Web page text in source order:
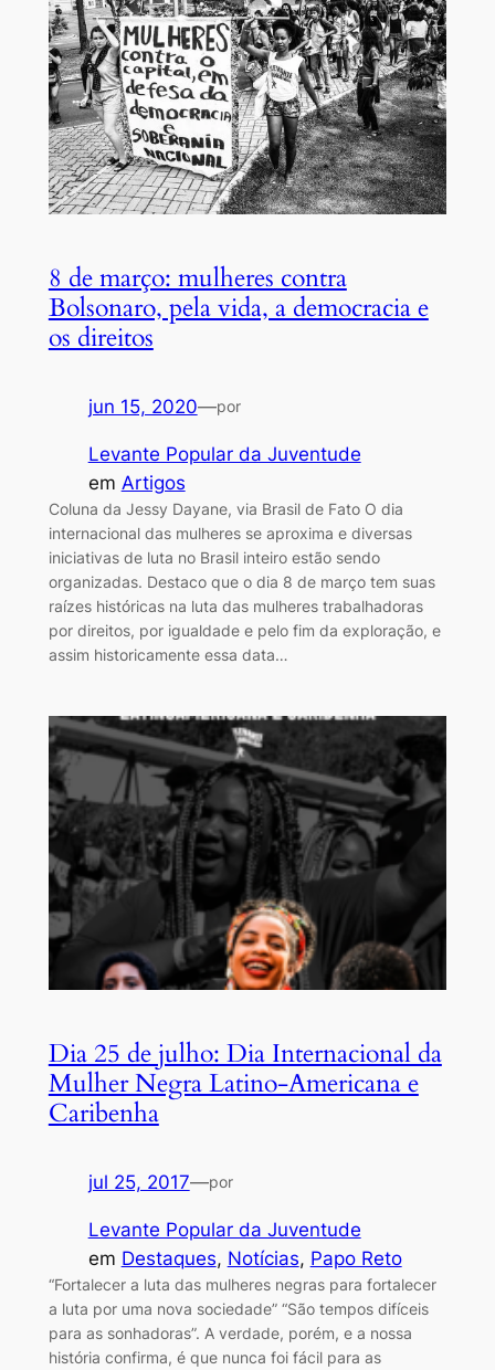
8 de março: mulheres contra
Bolsonaro, pela vida, a democracia e
os direitos
jun 15, 2020—por
Levante Popular da Juventude
em Artigos
Coluna da Jessy Dayane, via Brasil de Fato O dia
internacional das mulheres se aproxima e diversas
iniciativas de luta no Brasil inteiro estão sendo
organizadas. Destaco que o dia 8 de março tem suas
raízes históricas na luta das mulheres trabalhadoras
por direitos, por igualdade e pelo fim da exploração, e
assim historicamente essa data…
Dia 25 de julho: Dia Internacional da
Mulher Negra Latino-Americana e
Caribenha
jul 25, 2017—por
Levante Popular da Juventude
em Destaques, Notícias, Papo Reto
“Fortalecer a luta das mulheres negras para fortalecer
a luta por uma nova sociedade” “São tempos difíceis
para as sonhadoras”. A verdade, porém, e a nossa
história confirma, é que nunca foi fácil para as